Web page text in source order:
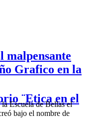
malpensante
¨Etica en el
Grafico en la
Escuela de Bellas el
bajo el nombre de